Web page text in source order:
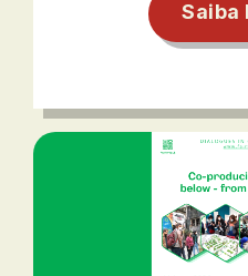
Saiba